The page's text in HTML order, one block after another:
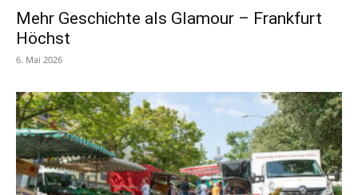
Mehr Geschichte als Glamour – Frankfurt
Höchst
6. Mai 2026